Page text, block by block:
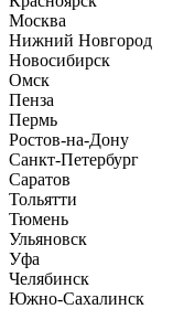
Москва
Нижний Новгород
Новосибирск
Омск
Пенза
Пермь
Ростов-на-Дону
Санкт-Петербург
Саратов
Тольятти
Тюмень
Ульяновск
Уфа
Челябинск
Южно-Сахалинск